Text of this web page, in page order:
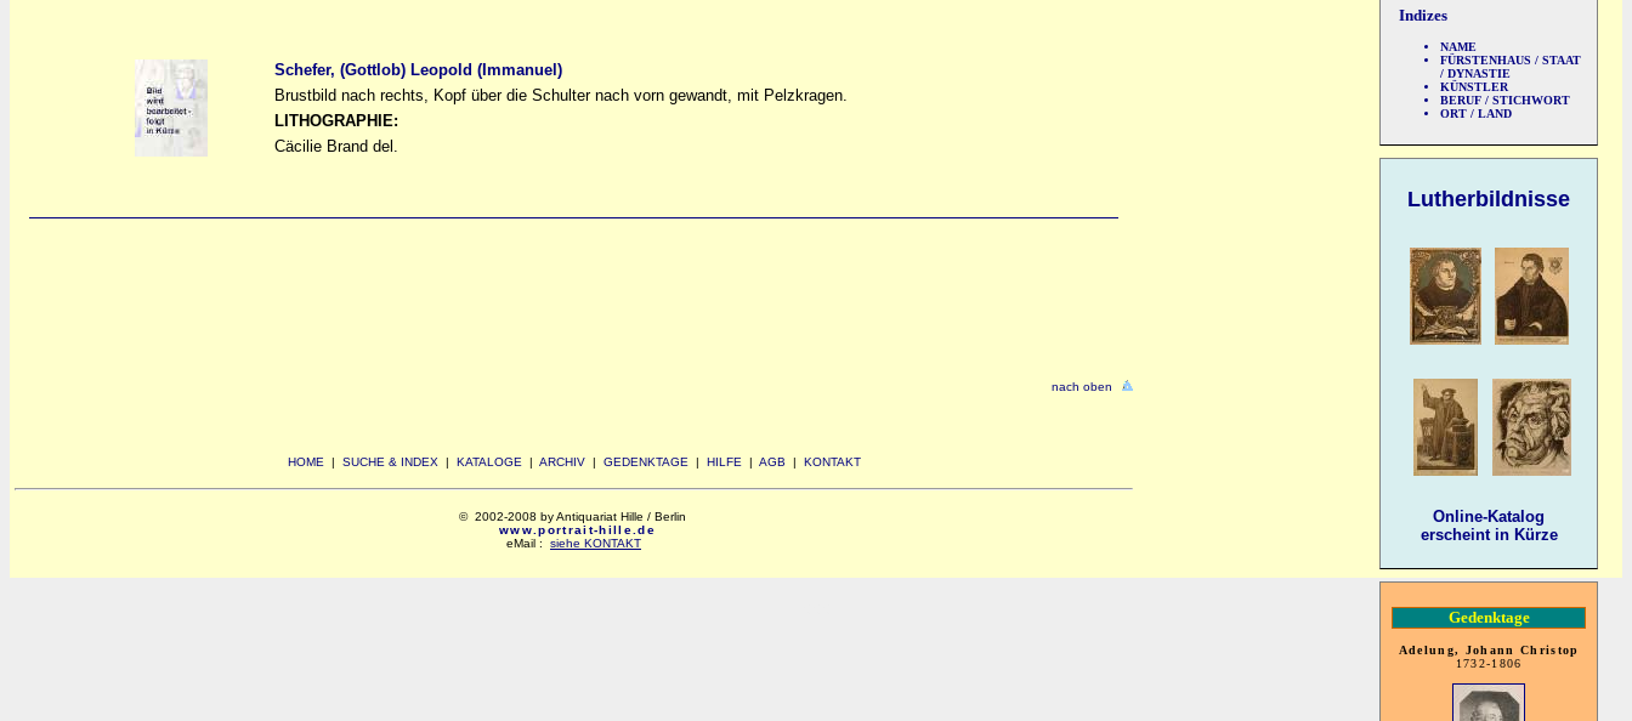
Indizes
NAME
FÜRSTENHAUS / STAAT
/ DYNASTIE
KÜNSTLER
BERUF / STICHWORT
ORT / LAND
Lutherbildnisse
Online-Katalog
erscheint in Kürze
Gedenktage
Adelung, Johann Christop
1732-1806
Schefer, (Gottlob) Leopold (Immanuel)
Brustbild nach rechts, Kopf über die Schulter nach vorn gewandt, mit Pelzkragen.
LITHOGRAPHIE:
Cäcilie Brand del.
nach oben
HOME | SUCHE & INDEX | KATALOGE | ARCHIV| GEDENKTAGE | HILFE | AGB | KONTAKT
© 2002-2008 by Antiquariat Hille / Berlin
www.portrait-hille.de
eMail : siehe KONTAKT